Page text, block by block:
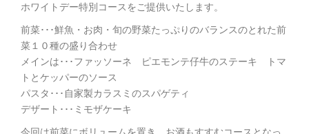
ホワイトデー特別コースをご提供いたします。
前菜･･･鮮魚・お肉・旬の野菜たっぷりのバランスのとれた前
菜１０種の盛り合わせ
メインは･･･ファッソーネ ピエモンテ仔牛のステーキ トマ
トとケッパーのソース
パスタ･･･自家製カラスミのスパゲティ
デザート･･･ミモザケーキ